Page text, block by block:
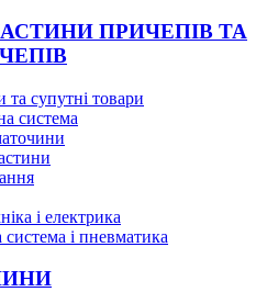
ПРИЧЕПІВ ТА
та супутні товари
система
і електрика
система і пневматика